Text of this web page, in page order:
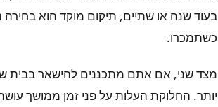
בעוד שנה או שתיים, תיקום מוקד הוא
כשתמכרו.
מצד שני, אם אתם מתכננים להישאר בבית
יותר. החלוקת העלות על פני זמן ממושך